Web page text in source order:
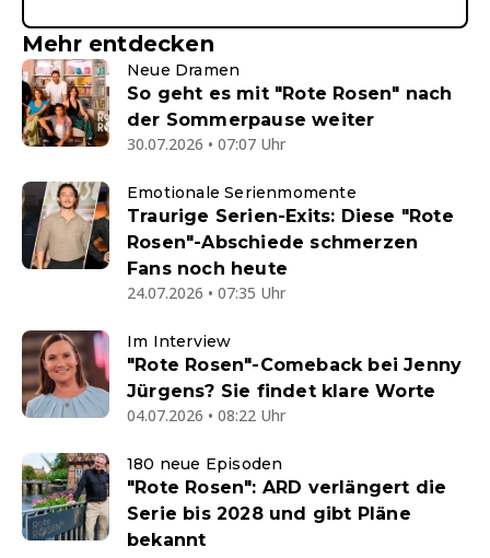
Mehr entdecken
Neue Dramen
So geht es mit "Rote Rosen" nach
der Sommerpause weiter
30.07.2026 • 07:07 Uhr
Emotionale Serienmomente
Traurige Serien-Exits: Diese "Rote
Rosen"-Abschiede schmerzen
Fans noch heute
24.07.2026 • 07:35 Uhr
Im Interview
"Rote Rosen"-Comeback bei Jenny
Jürgens? Sie findet klare Worte
04.07.2026 • 08:22 Uhr
180 neue Episoden
"Rote Rosen": ARD verlängert die
Serie bis 2028 und gibt Pläne
bekannt